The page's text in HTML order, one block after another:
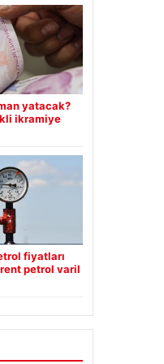
yatacak?
ikramiye
fiyatları
petrol varil